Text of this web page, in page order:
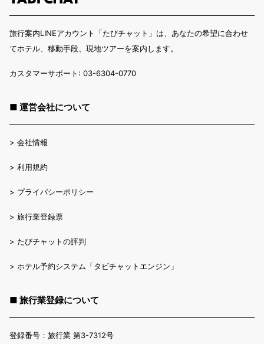
旅行案内LINEアカウント「たびチャット」は、あなたの希望に合わせ
てホテル、移動手段、現地ツアーを案内します。
カスタマーサポート: 03-6304-0770
■ 運営会社について
> 会社情報
> 利用規約
> プライバシーポリシー
> 旅行業登録票
> たびチャットの評判
> ホテル予約システム「タビチャットエンジン」
■ 旅行業登録について
登録番号：旅行業 第3-7312号